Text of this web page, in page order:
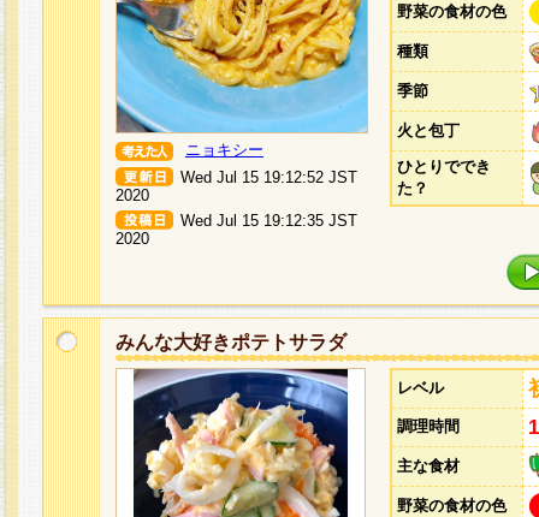
ニョキシー
Wed Jul 15 19:12:52 JST
2020
Wed Jul 15 19:12:35 JST
2020
野菜の食材の色
種類
季節
火と包丁
ひとりででき
た？
みんな大好きポテトサラダ
レベル
調理時間
主な食材
野菜の食材の色